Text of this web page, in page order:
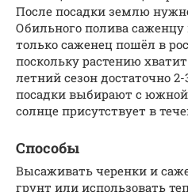
После посадки землю
Обильного полива саженцу
только саженец пошёл в
поскольку растению
летний сезон достаточно
посадки выбирают с южной
солнце присутствует в
Способы
Высаживать черенки и
грунт или использовать